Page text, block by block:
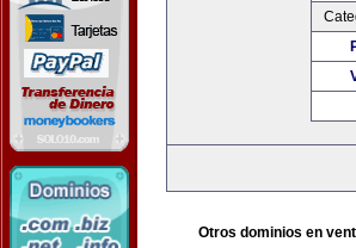
Otros dominios en